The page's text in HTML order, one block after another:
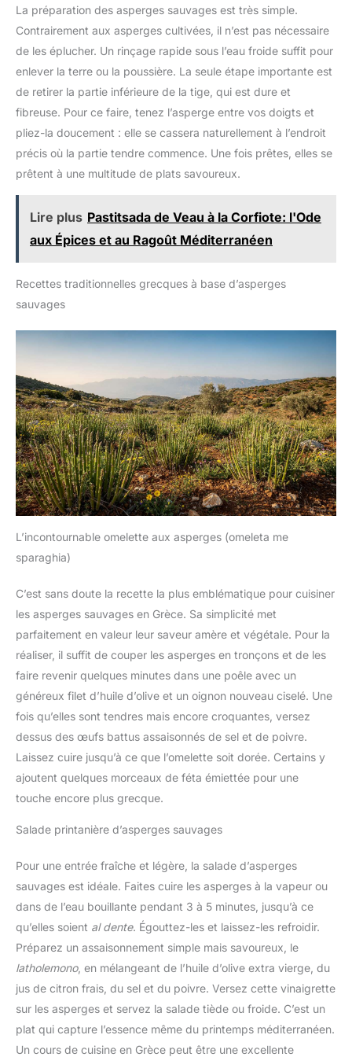
disponibles pour répondre à
vos besoins de rangement dans
la cuisine et la garder propre et
bien rangée. Chaque bocal de
emballé de manière sécurisée
pour une livraison sans
dommage.
réapprovisionner. Le couvercle en bambou apporte une finition
COUVERCLE EN BAMBOU AVEC JOINT SILICONE : Le joint aide
à limiter l’exposition des aliments secs à l’air ambiant et à
l’humidité du placard. Enfoncez le couvercle bien droit après
chaque utilisation ; ce format est conçu pour la conservation de
produits secs à la maison.
La préparation des asperges sauvages est très simple.
Contrairement aux asperges cultivées, il n’est pas nécessaire
de les éplucher. Un rinçage rapide sous l’eau froide suffit pour
enlever la terre ou la poussière. La seule étape importante est
de retirer la partie inférieure de la tige, qui est dure et
fibreuse. Pour ce faire, tenez l’asperge entre vos doigts et
pliez-la doucement : elle se cassera naturellement à l’endroit
précis où la partie tendre commence. Une fois prêtes, elles se
prêtent à une multitude de plats savoureux.
Lire plus Pastitsada de Veau à la Corfiote: l'Ode
aux Épices et au Ragoût Méditerranéen
Recettes traditionnelles grecques à base d’asperges
sauvages
L’incontournable omelette aux asperges (omeleta me
sparaghia)
C’est sans doute la recette la plus emblématique pour cuisiner
les asperges sauvages en Grèce. Sa simplicité met
parfaitement en valeur leur saveur amère et végétale. Pour la
réaliser, il suffit de couper les asperges en tronçons et de les
faire revenir quelques minutes dans une poêle avec un
généreux filet d’huile d’olive et un oignon nouveau ciselé. Une
fois qu’elles sont tendres mais encore croquantes, versez
dessus des œufs battus assaisonnés de sel et de poivre.
Laissez cuire jusqu’à ce que l’omelette soit dorée. Certains y
ajoutent quelques morceaux de féta émiettée pour une
touche encore plus grecque.
Salade printanière d’asperges sauvages
Pour une entrée fraîche et légère, la salade d’asperges
sauvages est idéale. Faites cuire les asperges à la vapeur ou
dans de l’eau bouillante pendant 3 à 5 minutes, jusqu’à ce
qu’elles soient al dente. Égouttez-les et laissez-les refroidir.
Préparez un assaisonnement simple mais savoureux, le
latholemono, en mélangeant de l’huile d’olive extra vierge, du
jus de citron frais, du sel et du poivre. Versez cette vinaigrette
sur les asperges et servez la salade tiède ou froide. C’est un
plat qui capture l’essence même du printemps méditerranéen.
Un cours de cuisine en Grèce peut être une excellente